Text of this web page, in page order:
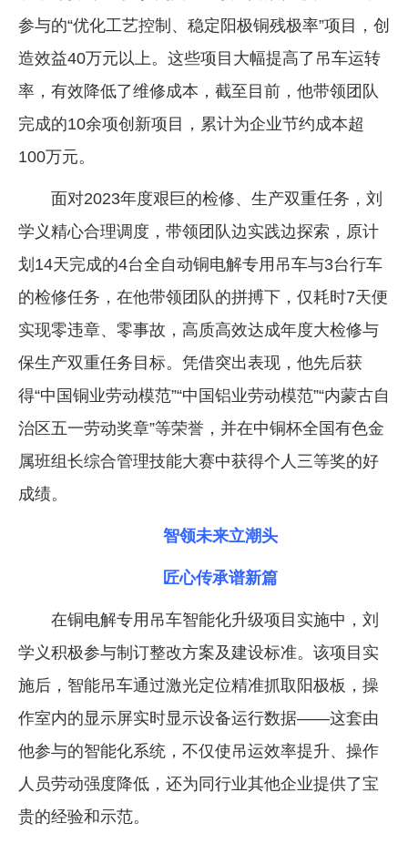
参与的“优化工艺控制、稳定阳极铜残极率”项目，创
造效益40万元以上。这些项目大幅提高了吊车运转
率，有效降低了维修成本，截至目前，他带领团队
完成的10余项创新项目，累计为企业节约成本超
100万元。
面对2023年度艰巨的检修、生产双重任务，刘
学义精心合理调度，带领团队边实践边探索，原计
划14天完成的4台全自动铜电解专用吊车与3台行车
的检修任务，在他带领团队的拼搏下，仅耗时7天便
实现零违章、零事故，高质高效达成年度大检修与
保生产双重任务目标。凭借突出表现，他先后获
得“中国铜业劳动模范”“中国铝业劳动模范”“内蒙古自
治区五一劳动奖章”等荣誉，并在中铜杯全国有色金
属班组长综合管理技能大赛中获得个人三等奖的好
成绩。
智领未来立潮头
匠心传承谱新篇
在铜电解专用吊车智能化升级项目实施中，刘
学义积极参与制订整改方案及建设标准。该项目实
施后，智能吊车通过激光定位精准抓取阳极板，操
作室内的显示屏实时显示设备运行数据——这套由
他参与的智能化系统，不仅使吊运效率提升、操作
人员劳动强度降低，还为同行业其他企业提供了宝
贵的经验和示范。